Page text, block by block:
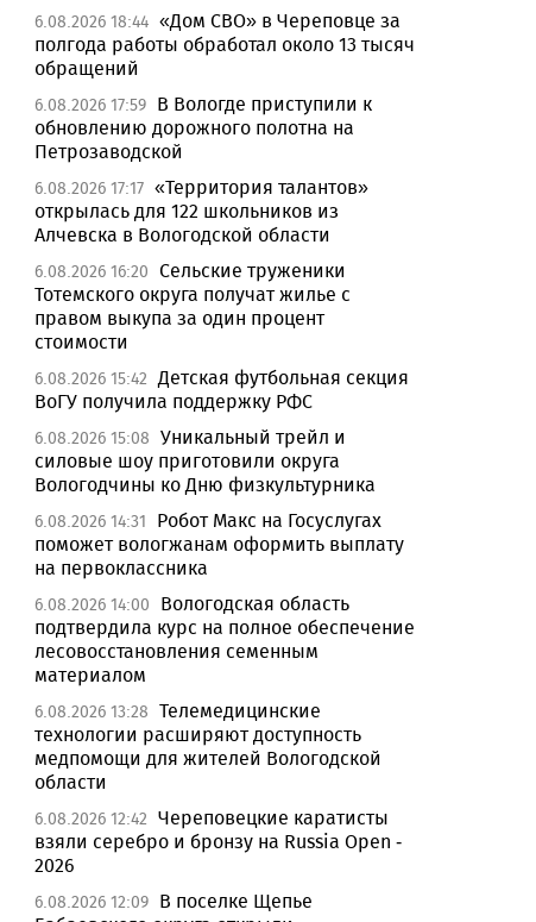
6.08.2026 18:44 «Дом СВО» в Череповце за
полгода работы обработал около 13 тысяч
обращений
6.08.2026 17:59 В Вологде приступили к
обновлению дорожного полотна на
Петрозаводской
6.08.2026 17:17 «Территория талантов»
открылась для 122 школьников из
Алчевска в Вологодской области
6.08.2026 16:20 Сельские труженики
Тотемского округа получат жилье с
правом выкупа за один процент
стоимости
6.08.2026 15:42 Детская футбольная секция
ВоГУ получила поддержку РФС
6.08.2026 15:08 Уникальный трейл и
силовые шоу приготовили округа
Вологодчины ко Дню физкультурника
6.08.2026 14:31
Робот Макс на Госуслугах
поможет вологжанам оформить выплату
на первоклассника
6.08.2026 14:00
Вологодская область
подтвердила курс на полное обеспечение
лесовосстановления семенным
материалом
6.08.2026 13:28 Телемедицинские
технологии расширяют доступность
медпомощи для жителей Вологодской
области
6.08.2026 12:42 Череповецкие каратисты
взяли серебро и бронзу на Russia Open -
2026
6.08.2026 12:09 В поселке Щепье